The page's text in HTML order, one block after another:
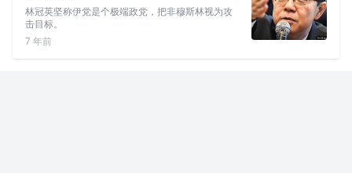
林冠英坚称伊党是个极端政党，把非穆斯林视为攻
击目标。
7 年前